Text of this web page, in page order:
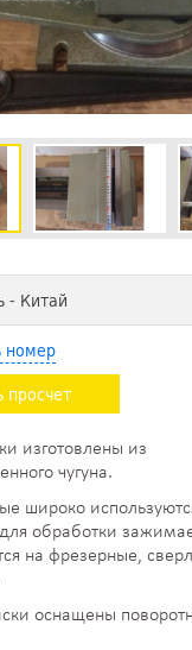
- Китай
номер
просчет
изготовлены из
чугуна.
широко
обработки
на фрезерные,
оснащены